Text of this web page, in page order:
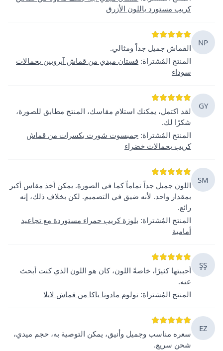
كريب مستورد باللون الأزرق
NP
القماش جميل جداً ومثالي.
المنتج المُشتراة: فستان ميدي من قماش آيروبين بحمالات
سوداء
GY
لقد اكتمل، يمكنك استلام مقاسك، المنتج مطابق للصورة،
شكرًا لك.
المنتج المُشتراة: جمبسوت شورت بكسرات من قماش
كريب بحمالات خضراء
SM
اللون جميل جداً تماماً كما في الصورة. يمكن أخذ مقاس أكبر
بمقدار واحد. لأنه ضيق في التصميم. لكن بخلاف ذلك، إنه
رائع.
المنتج المُشتراة: بلوزة كريب حمراء مستوردة مع تجاعيد
أمامية
ŞŞ
أحببتها كثيرًا، خاصةً اللون، كان هو اللون الذي كنت أبحث
عنه.
المنتج المُشتراة: تولوم مادونا ياكا من قماش لايلا
EZ
سعره مناسب وجميل وأنيق، يمكن التوصية به، حجم ميدي،
شحن سريع.